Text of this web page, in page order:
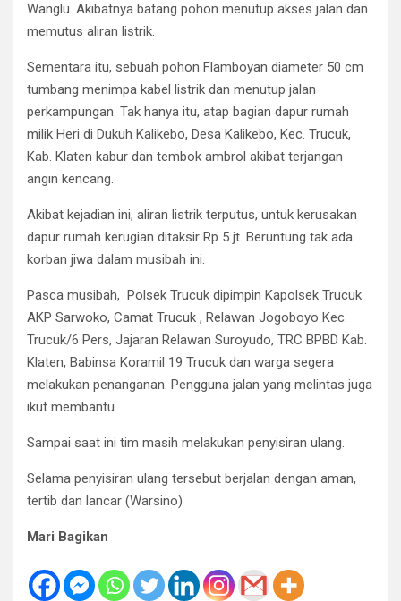
Wanglu. Akibatnya batang pohon menutup akses jalan dan
memutus aliran listrik.
Sementara itu, sebuah pohon Flamboyan diameter 50 cm
tumbang menimpa kabel listrik dan menutup jalan
perkampungan. Tak hanya itu, atap bagian dapur rumah
milik Heri di Dukuh Kalikebo, Desa Kalikebo, Kec. Trucuk,
Kab. Klaten kabur dan tembok ambrol akibat terjangan
angin kencang.
Akibat kejadian ini, aliran listrik terputus, untuk kerusakan
dapur rumah kerugian ditaksir Rp 5 jt. Beruntung tak ada
korban jiwa dalam musibah ini.
Pasca musibah, Polsek Trucuk dipimpin Kapolsek Trucuk
AKP Sarwoko, Camat Trucuk , Relawan Jogoboyo Kec.
Trucuk/6 Pers, Jajaran Relawan Suroyudo, TRC BPBD Kab.
Klaten, Babinsa Koramil 19 Trucuk dan warga segera
melakukan penanganan. Pengguna jalan yang melintas juga
ikut membantu.
Sampai saat ini tim masih melakukan penyisiran ulang.
Selama penyisiran ulang tersebut berjalan dengan aman,
tertib dan lancar (Warsino)
Mari Bagikan